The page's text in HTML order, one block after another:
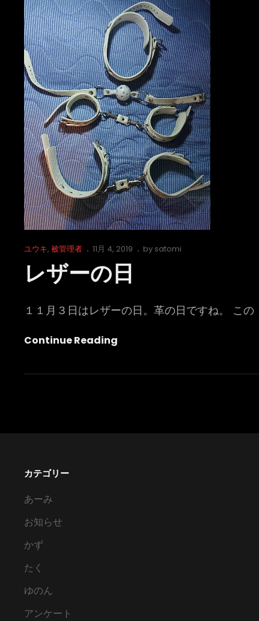
Cat
ユウキ, 被管理者
Posted
11月 4, 2019 by satomi
レザーの日
１１月３日はレザーの日。革の日ですね。 この
Continue Reading
ー
カテゴリー
あーみ
お知らせ
かず
たく
ゆのん
アンケート